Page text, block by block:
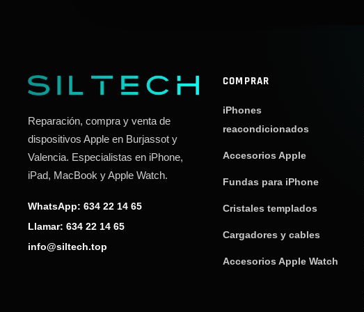
Reparación, compra y venta de
dispositivos Apple en Burjassot y
Valencia. Especialistas en iPhone,
iPad, MacBook y Apple Watch.
WhatsApp: 634 22 14 65
Llamar: 634 22 14 65
info@siltech.top
COMPRAR
iPhones
reacondicionados
Accesorios Apple
Fundas para iPhone
Cristales templados
Cargadores y cables
Accesorios Apple Watch